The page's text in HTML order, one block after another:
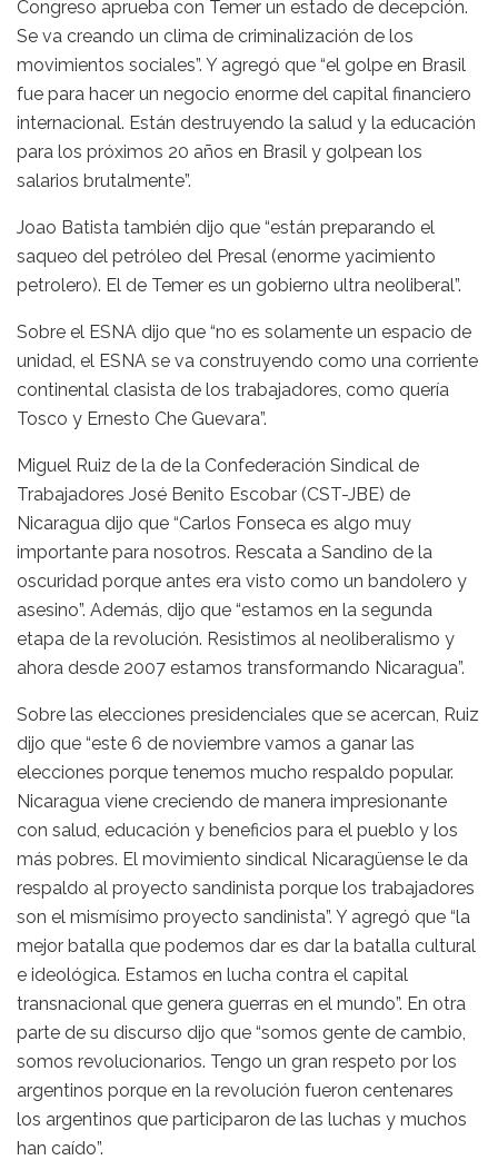
Congreso aprueba con Temer un estado de decepción.
Se va creando un clima de criminalización de los
movimientos sociales”. Y agregó que “el golpe en Brasil
fue para hacer un negocio enorme del capital financiero
internacional. Están destruyendo la salud y la educación
para los próximos 20 años en Brasil y golpean los
salarios brutalmente”.
Joao Batista también dijo que “están preparando el
saqueo del petróleo del Presal (enorme yacimiento
petrolero). El de Temer es un gobierno ultra neoliberal”.
Sobre el ESNA dijo que “no es solamente un espacio de
unidad, el ESNA se va construyendo como una corriente
continental clasista de los trabajadores, como quería
Tosco y Ernesto Che Guevara”.
Miguel Ruiz de la de la Confederación Sindical de
Trabajadores José Benito Escobar (CST-JBE) de
Nicaragua dijo que “Carlos Fonseca es algo muy
importante para nosotros. Rescata a Sandino de la
oscuridad porque antes era visto como un bandolero y
asesino”. Además, dijo que “estamos en la segunda
etapa de la revolución. Resistimos al neoliberalismo y
ahora desde 2007 estamos transformando Nicaragua”.
Sobre las elecciones presidenciales que se acercan, Ruiz
dijo que “este 6 de noviembre vamos a ganar las
elecciones porque tenemos mucho respaldo popular.
Nicaragua viene creciendo de manera impresionante
con salud, educación y beneficios para el pueblo y los
más pobres. El movimiento sindical Nicaragüense le da
respaldo al proyecto sandinista porque los trabajadores
son el mismísimo proyecto sandinista”. Y agregó que “la
mejor batalla que podemos dar es dar la batalla cultural
e ideológica. Estamos en lucha contra el capital
transnacional que genera guerras en el mundo”. En otra
parte de su discurso dijo que “somos gente de cambio,
somos revolucionarios. Tengo un gran respeto por los
argentinos porque en la revolución fueron centenares
los argentinos que participaron de las luchas y muchos
han caído”.